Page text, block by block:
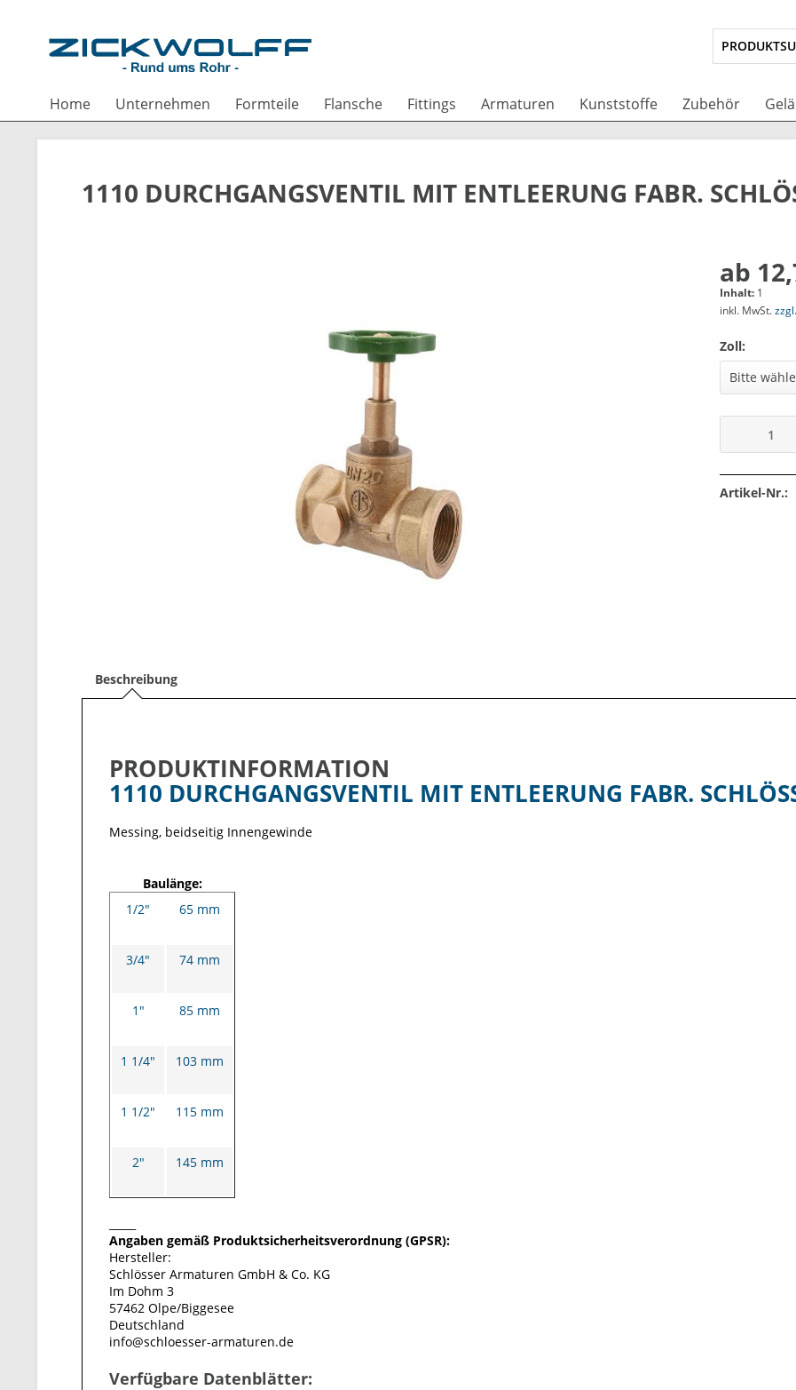
Home Unternehmen Formteile Flansche Fittings Armaturen Kunststoffe Zubehör
1110 DURCHGANGSVENTIL MIT ENTLEERUNG FABR.
ab
Inhalt: 1
inkl. MwSt.
Zoll:
Artikel-Nr.:
Beschreibung
PRODUKTINFORMATION
1110 DURCHGANGSVENTIL MIT ENTLEERUNG FABR.
Messing, beidseitig Innengewinde
Baulänge:
1/2"
65 mm
3/4" 74 mm
1" 85 mm
1 1/4" 103 mm
1 1/2" 115 mm
2" 145 mm
Angaben gemäß Produktsicherheitsverordnung (GPSR):
Hersteller:
Schlösser Armaturen GmbH & Co. KG
Im Dohm 3
57462 Olpe/Biggesee
Deutschland
info@schloesser-armaturen.de
Verfügbare Datenblätter: